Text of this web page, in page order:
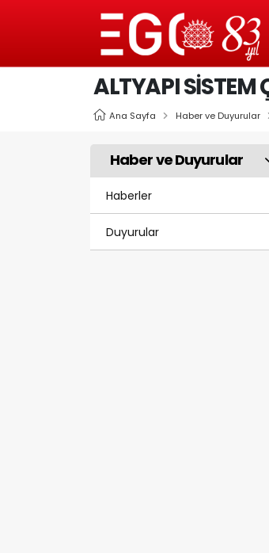
ALTYAPI SİSTEM
Ana Sayfa Haber ve Duyurular
Haber ve Duyurular
Haberler
Duyurular